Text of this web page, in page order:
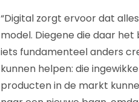
“Digital zorgt ervoor dat
model. Diegene die daar
iets fundamenteel anders
kunnen helpen: die
producten in de markt